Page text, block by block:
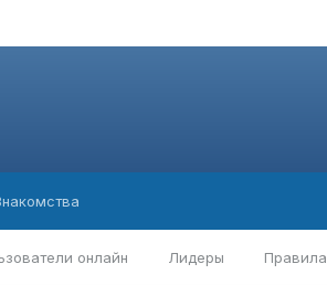
онлайн Лидеры Правила